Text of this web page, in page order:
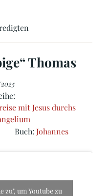
Thomas
mit Jesus durchs
Buch:Johannes
zu", um Youtube zu